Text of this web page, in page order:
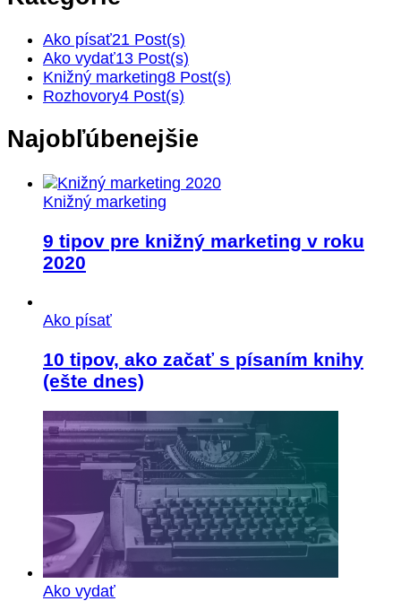
Ako písať21 Post(s)
Ako vydať13 Post(s)
Knižný marketing8 Post(s)
Rozhovory4 Post(s)
Najobľúbenejšie
Knižný marketing
9 tipov pre knižný marketing v roku
2020
Ako písať
10 tipov, ako začať s písaním knihy
(ešte dnes)
Ako vydať